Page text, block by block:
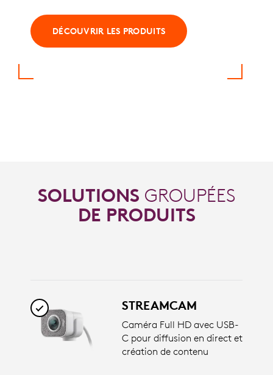
DÉCOUVRIR LES PRODUITS
SOLUTIONS GROUPÉES
DE PRODUITS
STREAMCAM
Caméra Full HD avec USB-
C pour diffusion en direct et
création de contenu